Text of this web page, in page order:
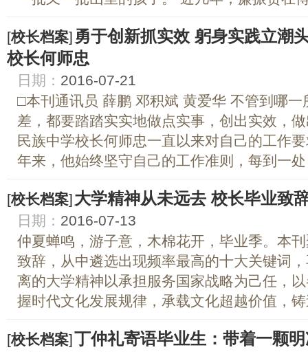
[校长档案] 勇于创新抓实效 躬身实践立
校长何师忠
日期： 2016-07-21
□本刊通讯员 薛鹏 邓积斌 黄爱华 不管到哪
差，都要踏踏实实地做点实事，创出实效，
民族中学校长何师忠一直以来对自己的工作
年来，他始终坚守自己的工作准则，每到一
[校长档案]大学精神从未远去 校长毕业致
日期： 2016-07-13
仲夏蝉鸣，游子意，木棉花开，毕业季。本
致辞，从中遴选出现频率最高的十大关键词
离的大学精神以承担服务国家战略为己任，
握时代文化发展规律，承载文化超越价值，
[校长档案]丁仲礼寄语毕业生：带着一颗